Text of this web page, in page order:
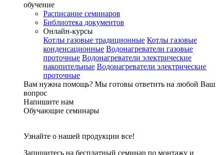
обучение
Расписание семинаров
Библиотека документов
Онлайн-курсы
Котлы газовые традиционные Котлы газовые
конденсационные Водонагреватели газовые
проточные Водонагреватели электрические
накопительные Водонагреватели электрические
проточные
Вам нужна помощь? Мы готовы ответить на любой Ваш
вопрос
Напишите нам
Обучающие семинары
Узнайте о нашей продукции все!
Запишитесь на бесплатный семинар по монтажу и